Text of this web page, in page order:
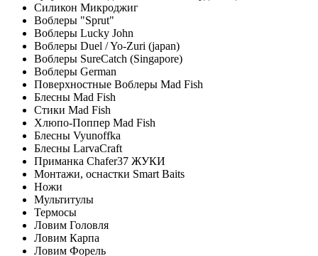
Силикон Микроджиг
Воблеры "Sprut"
Воблеры Lucky John
Воблеры Duel / Yo-Zuri (japan)
Воблеры SureCatch (Singapore)
Воблеры German
Поверхностные Воблеры Mad Fish
Блесны Mad Fish
Стики Mad Fish
Хлюпо-Поппер Mad Fish
Блесны Vyunoffka
Блесны LarvaCraft
Приманка Chafer37 ЖУКИ
Монтажи, оснастки Smart Baits
Ножи
Мультитулы
Термосы
Ловим Головля
Ловим Карпа
Ловим Форель